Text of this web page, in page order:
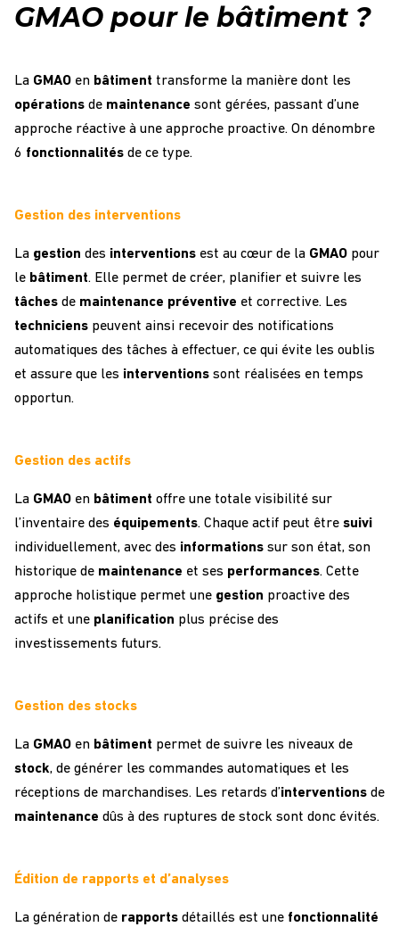
GMAO pour le bâtiment ?
La GMAO en bâtiment transforme la manière dont les
opérations de maintenance sont gérées, passant d’une
approche réactive à une approche proactive. On dénombre
6 fonctionnalités de ce type.
Gestion des interventions
La gestion des interventions est au cœur de la GMAO pour
le bâtiment. Elle permet de créer, planifier et suivre les
tâches de maintenance préventive et corrective. Les
techniciens peuvent ainsi recevoir des notifications
automatiques des tâches à effectuer, ce qui évite les oublis
et assure que les interventions sont réalisées en temps
opportun.
Gestion des actifs
La GMAO en bâtiment offre une totale visibilité sur
l’inventaire des équipements. Chaque actif peut être suivi
individuellement, avec des informations sur son état, son
historique de maintenance et ses performances. Cette
approche holistique permet une gestion proactive des
actifs et une planification plus précise des
investissements futurs.
Gestion des stocks
La GMAO en bâtiment permet de suivre les niveaux de
stock, de générer les commandes automatiques et les
réceptions de marchandises. Les retards d’interventions de
maintenance dûs à des ruptures de stock sont donc évités.
Édition de rapports et d’analyses
La génération de rapports détaillés est une fonctionnalité